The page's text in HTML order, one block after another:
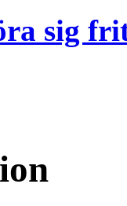
sig